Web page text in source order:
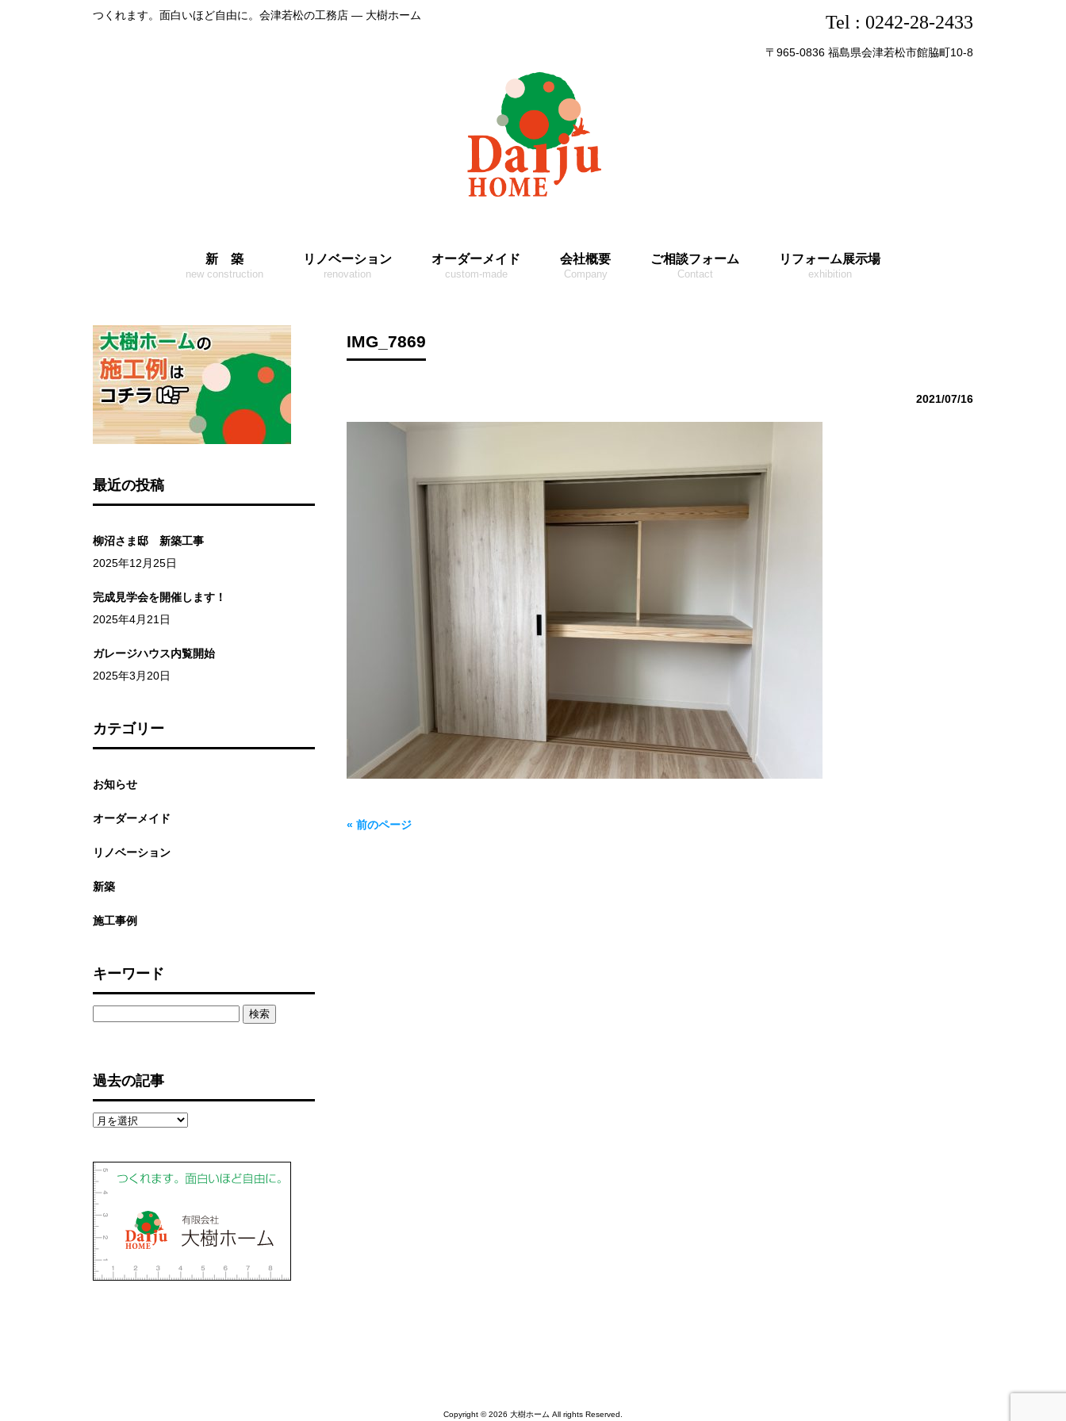
Tel : 0242-28-2433
〒965-0836 福島県会津若松市館脇町10-8
つくれます。面白いほど自由に。会津若松の工務店 ― 大樹ホーム
新 築
new construction
リノベーション
renovation
オーダーメイド
custom-made
会社概要
Company
ご相談フォーム
Contact
リフォーム展示場
exhibition
IMG_7869
2021/07/16
« 前のページ
最近の投稿
柳沼さま邸 新築工事
2025年12月25日
完成見学会を開催します！
2025年4月21日
ガレージハウス内覧開始
2025年3月20日
カテゴリー
お知らせ
オーダーメイド
リノベーション
新築
施工事例
キーワード
過去の記事
過
の
記
事
Copyright © 2026 大樹ホーム All rights Reserved.